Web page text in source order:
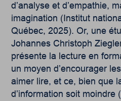
d’analyse et d’empathie,
imagination ( Institut
Québec, 2025). Or, une
Johannes Christoph
présente la lecture en
un moyen d’encourager
aimer lire, et ce, bien que
d’information soit moindre (